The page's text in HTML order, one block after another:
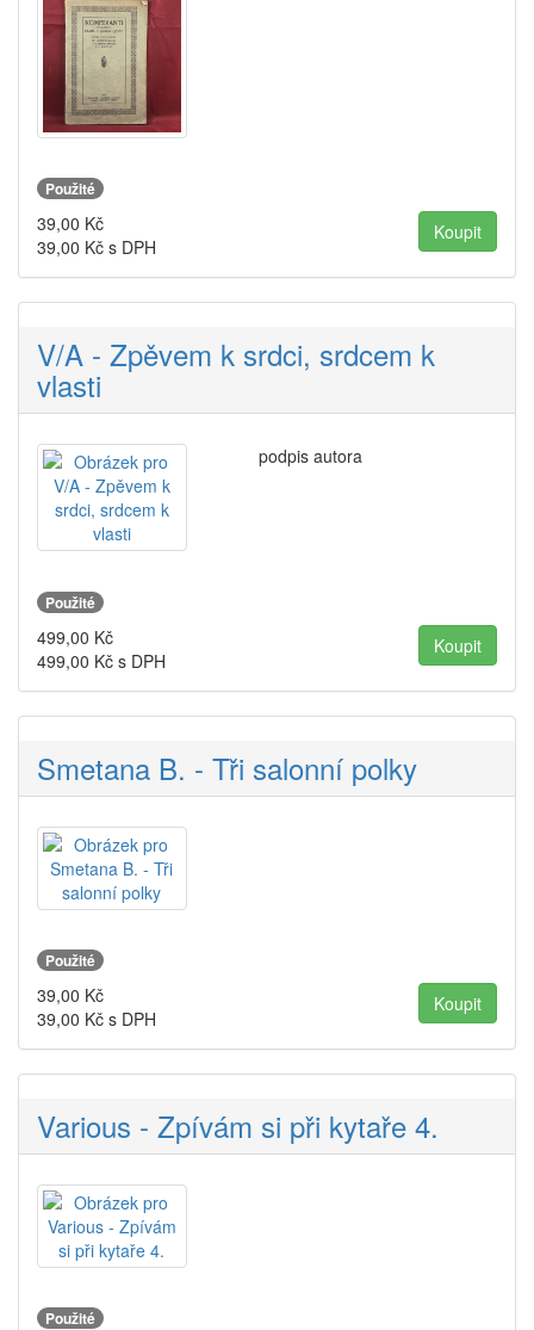
Použité
39,00 Kč
39,00 Kč s DPH
V/A - Zpěvem k srdci, srdcem k
vlasti
podpis autora
Použité
499,00 Kč
499,00 Kč s DPH
Smetana B. - Tři salonní polky
Použité
39,00 Kč
39,00 Kč s DPH
Various - Zpívám si při kytaře 4.
Použité